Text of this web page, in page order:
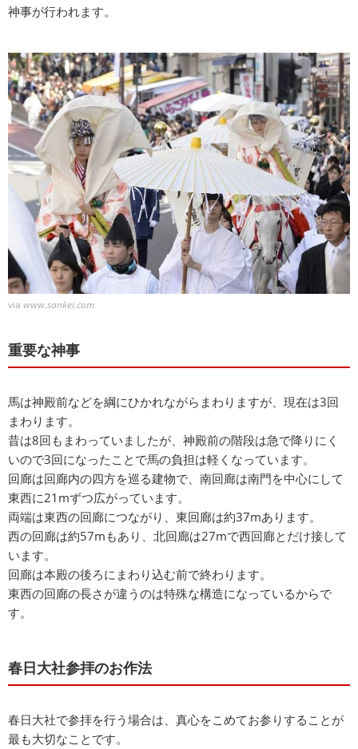
神事が行われます。
via www.sankei.com
重要な神事
馬は神殿前などを綱にひかれながらまわりますが、現在は3回
まわります。
昔は8回もまわっていましたが、神殿前の階段は急で降りにく
いので3回になったことで馬の負担は軽くなっています。
回廊は回廊内の四方を巡る建物で、南回廊は南門を中心にして
東西に21mずつ広がっています。
両端は東西の回廊につながり、東回廊は約37mあります。
西の回廊は約57mもあり、北回廊は27mで西回廊とだけ接して
います。
回廊は本殿の後ろにまわり込む前で終わります。
東西の回廊の長さが違うのは特殊な構造になっているからで
す。
春日大社参拝のお作法
春日大社で参拝を行う場合は、真心をこめてお参りすることが
最も大切なことです。